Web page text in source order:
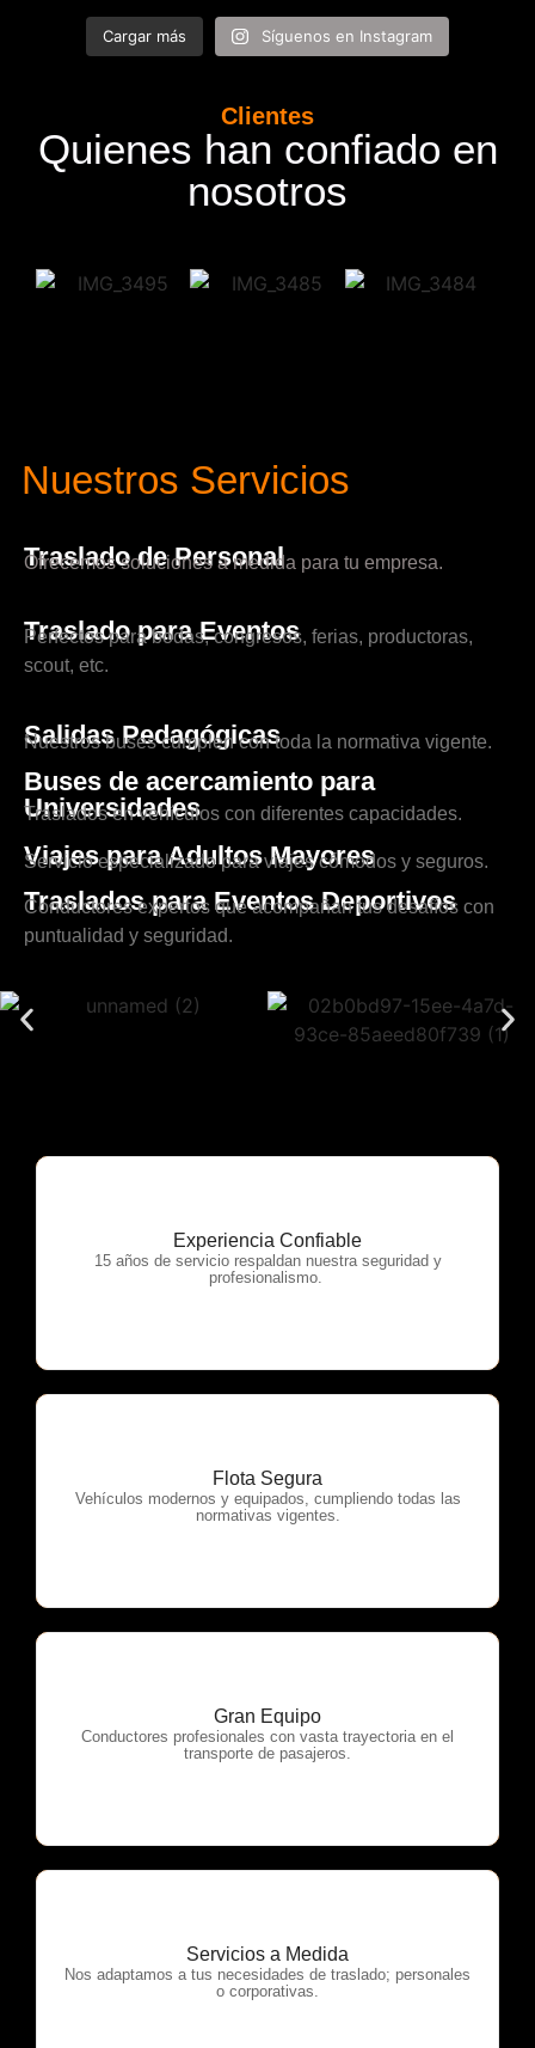
Cargar más Síguenos en Instagram
Clientes
Quienes han confiado en
nosotros
Nuestros Servicios
Traslado de Personal
Ofrecemos soluciones a medida para tu empresa.
Traslado para Eventos
Perfectos para bodas, congresos, ferias, productoras,
scout, etc.
Salidas Pedagógicas
Nuestros buses cumplen con toda la normativa vigente.
Buses de acercamiento para
Universidades
Traslados en vehículos con diferentes capacidades.
Viajes para Adultos Mayores
Servicio especializado para viajes cómodos y seguros.
Traslados para Eventos Deportivos
Conductores expertos que acompañan tus desafíos con
puntualidad y seguridad.
Experiencia Confiable
15 años de servicio respaldan nuestra seguridad y
profesionalismo.
OTP Servicios
Flota Segura
Vehículos modernos y equipados, cumpliendo todas las
normativas vigentes.
OTP Servicios
Gran Equipo
Conductores profesionales con vasta trayectoria en el
transporte de pasajeros.
OTP Servicios
Servicios a Medida
Nos adaptamos a tus necesidades de traslado; personales
o corporativas.
OTP Servicios